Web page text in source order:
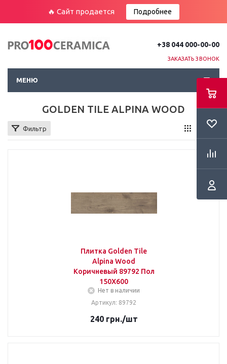
🔥 Сайт продается Подробнее
+38 044 000-00-00
ЗАКАЗАТЬ ЗВОНОК
МЕНЮ
GOLDEN TILE ALPINA WOOD
Фильтр
Плитка Golden Tile
Alpina Wood
Коричневый 89792 Пол
150Х600
Нет в наличии
Артикул: 89792
240грн./шт